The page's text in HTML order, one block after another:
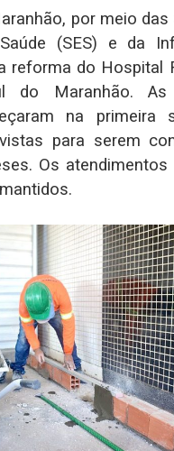
por meio das
(SES) e da
reforma do Hospital
do Maranhão.
na primeira
para serem
Os atendimentos